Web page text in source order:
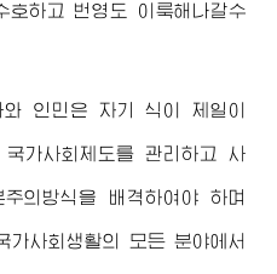
하고 번영도 이룩해나갈수
인민은 자기 식이 제일이
가사회제도를 관리하고 사
의방식을 배격하여야 하며
사회생활의 모든 분야에서